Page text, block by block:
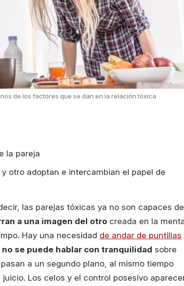
de los factores que se dan en la relación tóxica
la pareja
otro adoptan e intercambian el papel de
las parejas tóxicas ya no son capaces de
a una imagen del otro creada en la
Hay una necesidad de andar de puntillas
no se puede hablar con tranquilidad sobre
a un segundo plano, al mismo tiempo
Los celos y el control posesivo